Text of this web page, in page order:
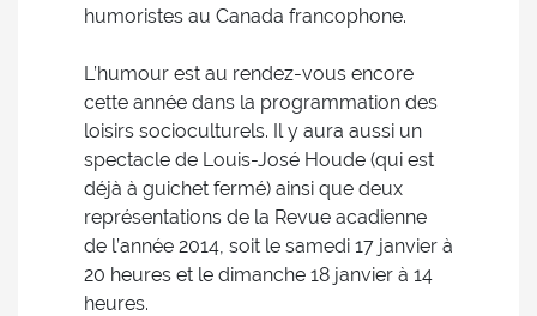
humoristes au Canada francophone.
L’humour est au rendez-vous encore
cette année dans la programmation des
loisirs socioculturels. Il y aura aussi un
spectacle de Louis-José Houde (qui est
déjà à guichet fermé) ainsi que deux
représentations de la Revue acadienne
de l’année 2014, soit le samedi 17 janvier à
20 heures et le dimanche 18 janvier à 14
heures.